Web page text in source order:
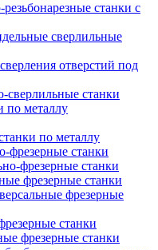
станки с
сверлильные
отверстий под
сверлильные станки
по металлу
по металлу
фрезерные станки
фрезерные станки
фрезерные станки
фрезерные
станки
фрезерные станки